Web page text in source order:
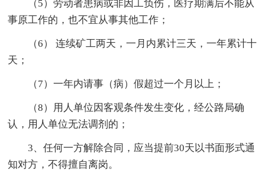
（5）劳动者患病或非因工负伤，医疗期满后不能从
事原工作的，也不宜从事其他工作；
（6） 连续矿工两天，一月内累计三天，一年累计十
天；
（7）一年内请事（病）假超过一个月以上；
（8）用人单位因客观条件发生变化，经公路局确
认，用人单位无法调剂的；
3、任何一方解除合同，应当提前30天以书面形式通
知对方，不得擅自离岗。